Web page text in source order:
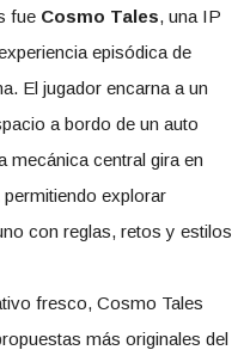
fue Cosmo Tales, una IP
episódica de
El jugador encarna a un
a bordo de un auto
mecánica central gira en
permitiendo explorar
con reglas, retos y estilos
fresco, Cosmo Tales
más originales del